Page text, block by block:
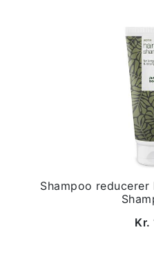
Shampoo
Kr.